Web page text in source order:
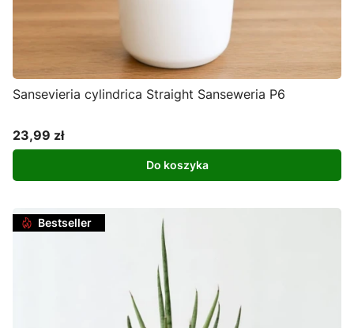
Sansevieria cylindrica Straight Sanseweria P6
Cena
23,99 zł
Do koszyka
Bestseller